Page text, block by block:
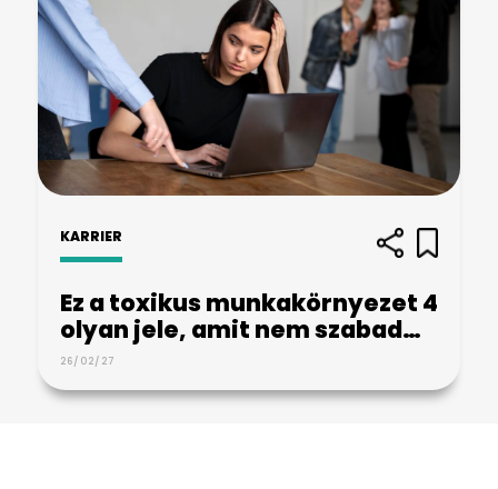
KARRIER
Ez a toxikus munkakörnyezet 4
olyan jele, amit nem szabad…
26/02/27